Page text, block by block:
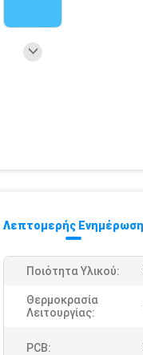
Λεπτομερής Ενημέρωση
Ποιότητα Υλικού:
Θερμοκρασία
Λειτουργίας:
PCB: